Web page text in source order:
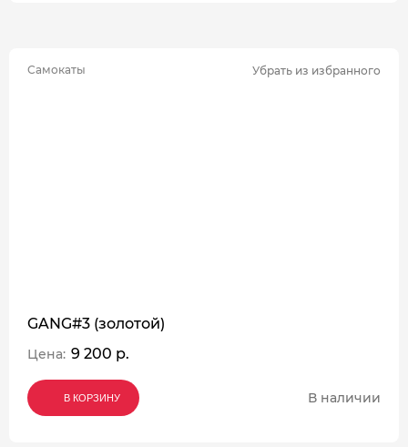
Самокаты Убрать из избранного
GANG#3 (золотой)
Цена: 9 200 р.
В КОРЗИНУ
В КОРЗИНУ
В КОРЗИНУ В наличии